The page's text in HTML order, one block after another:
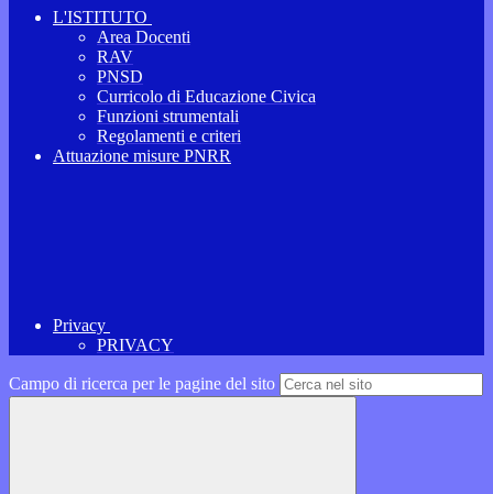
L'ISTITUTO
Area Docenti
RAV
PNSD
Curricolo di Educazione Civica
Funzioni strumentali
Regolamenti e criteri
Attuazione misure PNRR
Privacy
PRIVACY
Campo di ricerca per le pagine del sito